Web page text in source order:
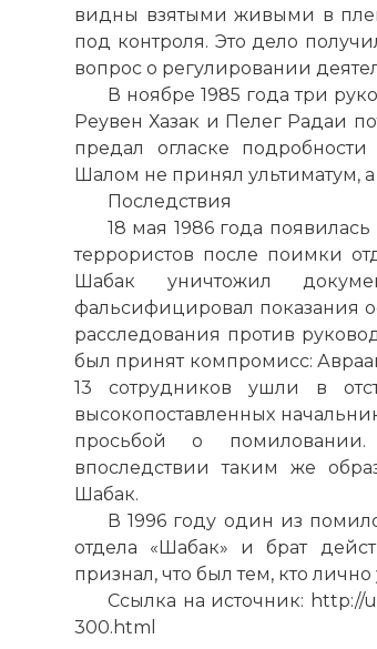
видны взятыми живыми в
под контроля. Это дело
вопрос о регулировании
В ноябре 1985 года три
Реувен Хазак и Пелег Радаи
предал огласке
Шалом не принял ультиматум,
Последствия
18 мая 1986 года
террористов после поимки
Шабак уничтожил
фальсифицировал показания
расследования против
был принят компромисс:
13 сотрудников ушли в
высокопоставленных
просьбой о
впоследствии таким же
Шабак.
В 1996 году один из
отдела «Шабак» и брат
признал, что был тем, кто
Ссылка на источник: http://
300.html